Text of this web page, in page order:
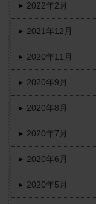
2022年2月
2021年12月
2020年11月
2020年9月
2020年8月
2020年7月
2020年6月
2020年5月